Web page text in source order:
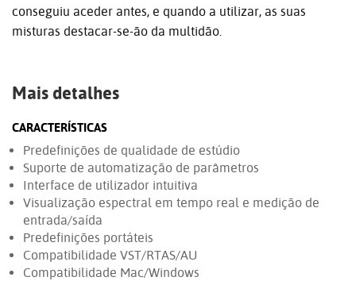
conseguiu aceder antes, e quando a utilizar, as suas
misturas destacar-se-ão da multidão.
Mais detalhes
CARACTERÍSTICAS
Predefinições de qualidade de estúdio
Suporte de automatização de parâmetros
Interface de utilizador intuitiva
Visualização espectral em tempo real e medição de
entrada/saída
Predefinições portáteis
Compatibilidade VST/RTAS/AU
Compatibilidade Mac/Windows